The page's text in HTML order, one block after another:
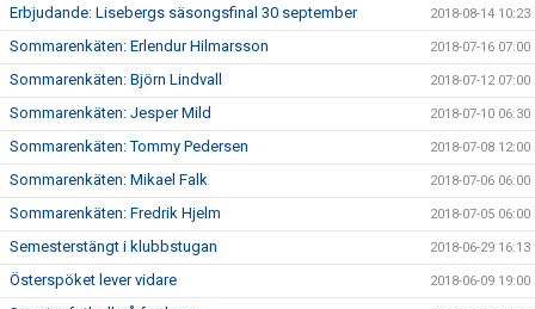
Erbjudande: Lisebergs säsongsfinal 30 september 2018-08-14 10:23
Sommarenkäten: Erlendur Hilmarsson 2018-07-16 07:00
Sommarenkäten: Björn Lindvall 2018-07-12 07:00
Sommarenkäten: Jesper Mild 2018-07-10 06:30
Sommarenkäten: Tommy Pedersen 2018-07-08 12:00
Sommarenkäten: Mikael Falk 2018-07-06 06:00
Sommarenkäten: Fredrik Hjelm 2018-07-05 06:00
Semesterstängt i klubbstugan 2018-06-29 16:13
Österspöket lever vidare 2018-06-09 19:00